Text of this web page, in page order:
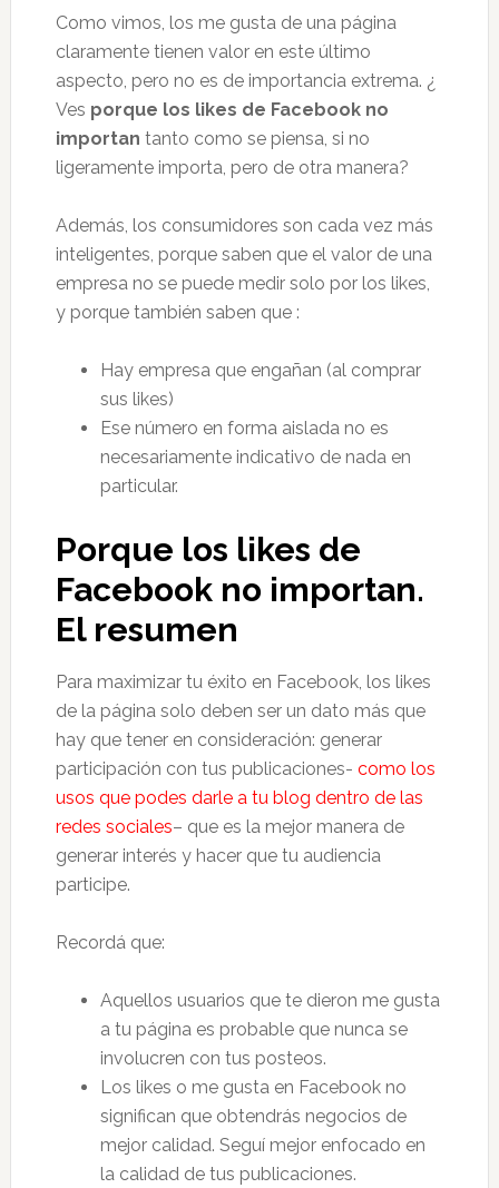
Como vimos, los me gusta de una página
claramente tienen valor en este último
aspecto, pero no es de importancia extrema. ¿
Ves porque los likes de Facebook no
importan tanto como se piensa, si no
ligeramente importa, pero de otra manera?
Además, los consumidores son cada vez más
inteligentes, porque saben que el valor de una
empresa no se puede medir solo por los likes,
y porque también saben que :
Hay empresa que engañan (al comprar
sus likes)
Ese número en forma aislada no es
necesariamente indicativo de nada en
particular.
Porque los likes de
Facebook no importan.
El resumen
Para maximizar tu éxito en Facebook, los likes
de la página solo deben ser un dato más que
hay que tener en consideración: generar
participación con tus publicaciones- como los
usos que podes darle a tu blog dentro de las
redes sociales– que es la mejor manera de
generar interés y hacer que tu audiencia
participe.
Recordá que:
Aquellos usuarios que te dieron me gusta
a tu página es probable que nunca se
involucren con tus posteos.
Los likes o me gusta en Facebook no
significan que obtendrás negocios de
mejor calidad. Seguí mejor enfocado en
la calidad de tus publicaciones.